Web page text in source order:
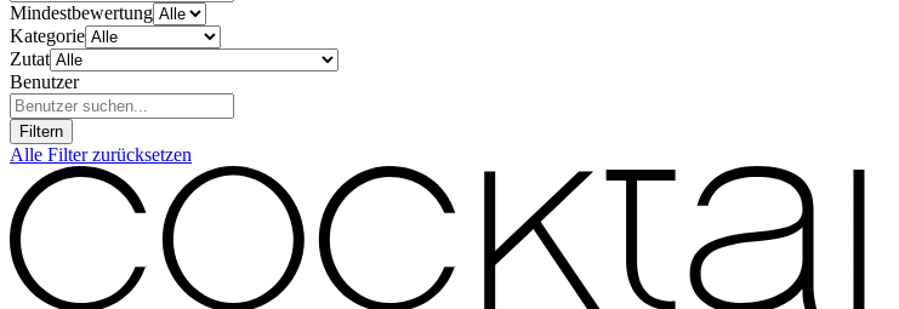
Mindestbewertung
Kategorie
Zutat
Benutzer
Filtern
Alle Filter zurücksetzen